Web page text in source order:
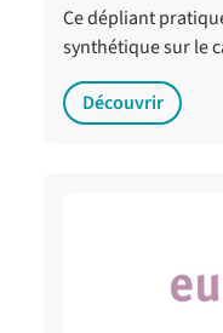
Ce dépliant
synthétique sur le
Découvrir